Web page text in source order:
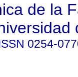
de la
0254-